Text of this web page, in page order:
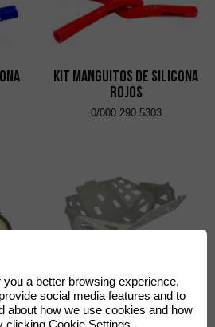
Kit Manguitos de Silicona
Rojos
0/000.290.5303
Cubrecárter Off-Road
Aventura 500
0/000.220.4422
a better browsing experience,
social media features and to
about how we use cookies and how